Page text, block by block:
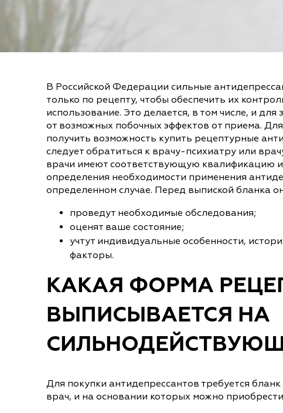
В Российской Федерации сильные
только по рецепту, чтобы обеспечить их
использование. Это делается, в том числе, и
от возможных побочных эффектов от приема.
получить возможность купить рецептурные
следует обратиться к врачу-психиатру или
врачи имеют соответствующую квалификацию
определения необходимости применения
определенном случае. Перед выпиской бланка
проведут необходимые обследования;
оценят ваше состояние;
учтут индивидуальные особенности,
факторы.
КАКАЯ ФОРМА
ВЫПИСЫВАЕТСЯ НА
Для покупки антидепрессантов требуется
врач, и на основании которых можно